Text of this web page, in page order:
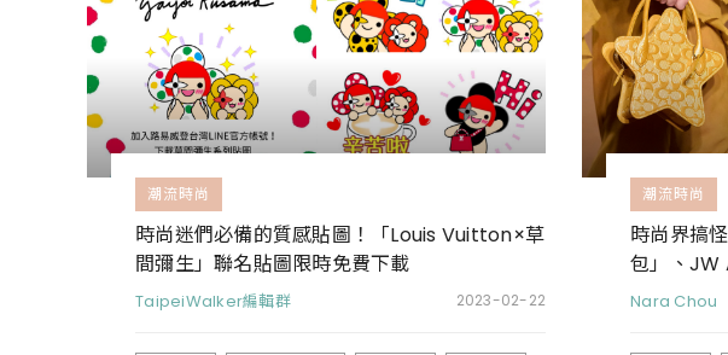
潮流時尚
時尚迷們必備的質感貼圖！「Louis Vuitton×草
間彌生」聯名貼圖限時免費下載
TaipeiWalker編輯群 2023-02-22
潮流時尚
時尚界搞
包」、JW
時髦
Nara Chou